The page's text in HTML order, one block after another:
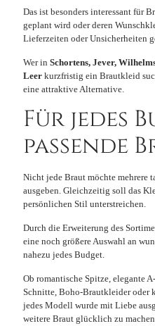
Das ist besonders interessant für
geplant wird oder deren
Lieferzeiten oder Unsicherheiten
Wer in Schortens, Jever,
Leer kurzfristig ein Brautkleid
eine attraktive Alternative.
Für jedes
passende
Nicht jede Braut möchte mehrere
ausgeben. Gleichzeitig soll das
persönlichen Stil unterstreichen.
Durch die Erweiterung des
eine noch größere Auswahl an
nahezu jedes Budget.
Ob romantische Spitze, elegante
Schnitte, Boho-Brautkleider oder
jedes Modell wurde mit Liebe
weitere Braut glücklich zu machen.